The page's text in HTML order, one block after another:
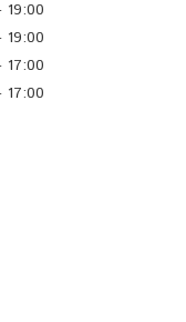
19:00
19:00
17:00
17:00